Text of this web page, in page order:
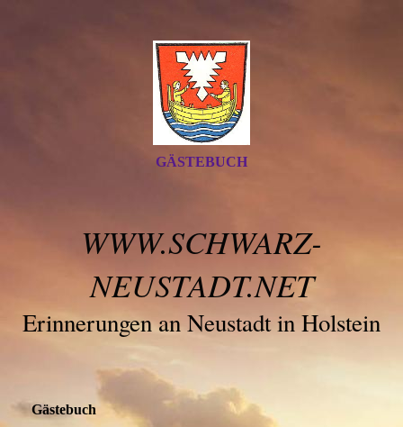
GÄSTEBUCH
WWW.SCHWARZ-
NEUSTADT.NET
Erinnerungen an Neustadt in Holstein
Gästebuch